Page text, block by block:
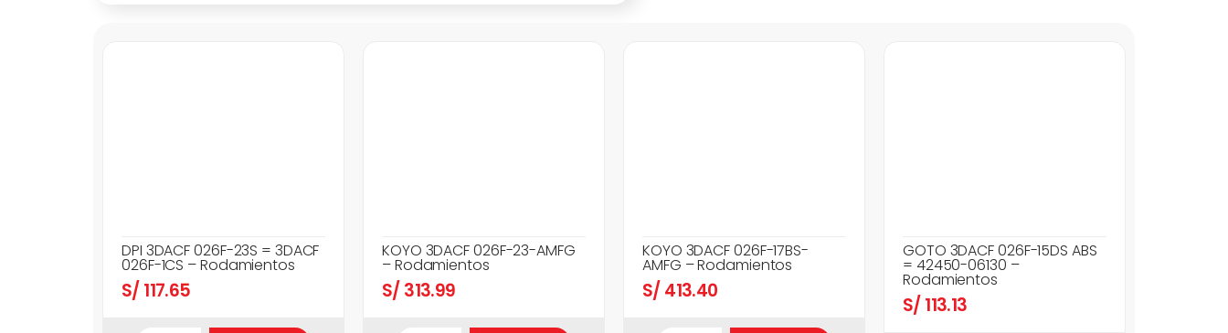
DPI 3DACF 026F-23S = 3DACF
026F-1CS – Rodamientos
S/ 117.65
KOYO 3DACF 026F-23-AMFG
– Rodamientos
S/ 313.99
KOYO 3DACF 026F-17BS-
AMFG – Rodamientos
S/ 413.40
GOTO 3DACF 026F-15DS ABS
= 42450-06130 –
Rodamientos
S/ 113.13